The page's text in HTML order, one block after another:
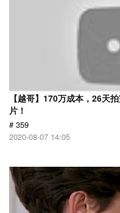
【越哥】170万成本，26天
片！
# 359
2020-08-07 14:05